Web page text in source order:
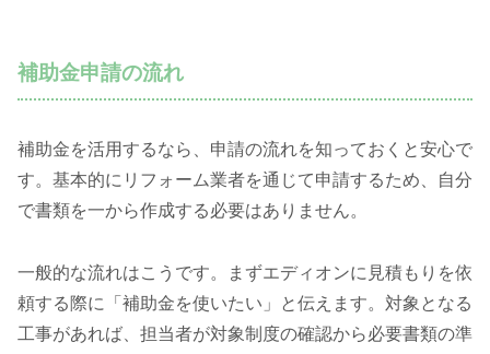
補助金申請の流れ
補助金を活用するなら、申請の流れを知っておくと安心で
す。基本的にリフォーム業者を通じて申請するため、自分
で書類を一から作成する必要はありません。
一般的な流れはこうです。まずエディオンに見積もりを依
頼する際に「補助金を使いたい」と伝えます。対象となる
工事があれば、担当者が対象制度の確認から必要書類の準